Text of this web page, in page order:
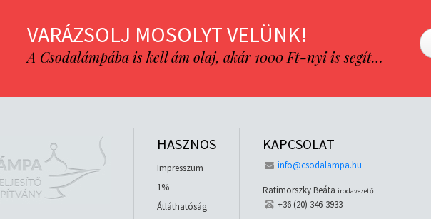
VARÁZSOLJ MOSOLYT VELÜNK!
A Csodalámpába is kell ám olaj, akár 1000 Ft-nyi is segít…
HASZNOS
Impresszum
1%
Átláthatóság
KAPCSOLAT
info@csodalampa.hu
Ratimorszky Beáta irodavezető
+36 (20) 346-3933